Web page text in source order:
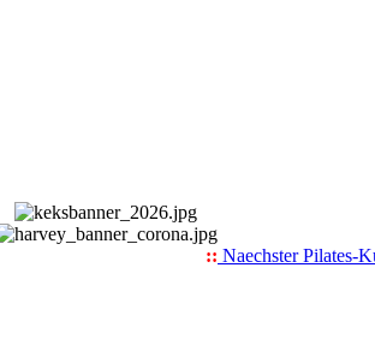
::Naechster Pilates-